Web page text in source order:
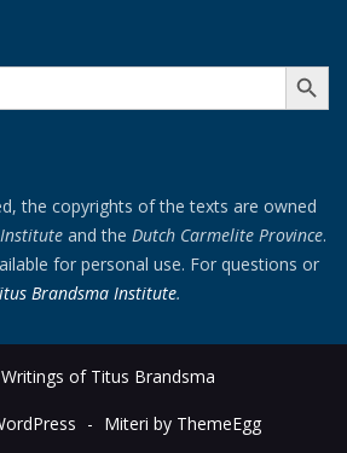
SEARCH
the copyrights of the texts are owned
and the Dutch Carmelite Province.
for personal use. For questions or
Brandsma Institute.
of Titus Brandsma
- Miteri by ThemeEgg